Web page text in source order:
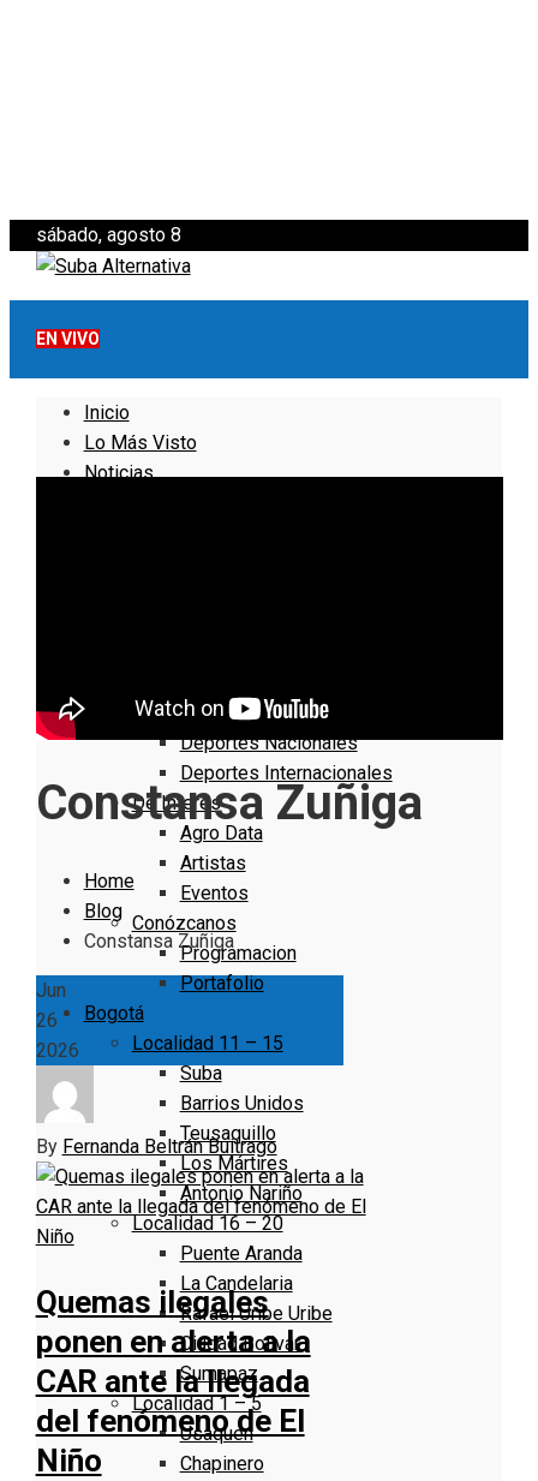
sábado, agosto 8
EN VIVO
Inicio
Lo Más Visto
Noticias
Deportes Locales
Deportes Nacionales
Deportes Internacionales
De Interés
Agro Data
Artistas
Eventos
Conózcanos
Programacion
Portafolio
Bogotá
Localidad 11 – 15
Suba
Barrios Unidos
Teusaquillo
Los Mártires
Antonio Nariño
Localidad 16 – 20
Puente Aranda
La Candelaria
Rafael Uribe Uribe
Ciudad Bolivar
Sumapaz
Localidad 1 – 5
Usaquen
Chapinero
Constansa Zuñiga
Home
Blog
Constansa Zuñiga
Jun
26
2026
By Fernanda Beltrán Buitrago
Quemas ilegales
ponen en alerta a la
CAR ante la llegada
del fenómeno de El
Niño